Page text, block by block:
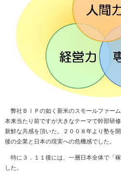
弊社ＢＩＰの如く新米のスモールファー
本来当たり前ですが大きなテーマで幹部研
新鮮な共感を頂いた。２００８年より塾を
後の企業と日本の現実への危機感でした。
特に３．１１後には、一層日本全体で「
した。